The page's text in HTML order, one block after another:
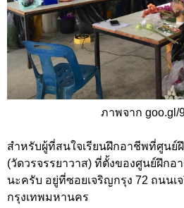
ภาพจาก goo.gl/
สำหรับผู้ที่สนใจเรียนฝึกอาชีพที่ศูนย์
(วัดวรจรรยาวาส) ที่ตั้งของศูนย์ฝึกอ
นะครับ อยู่ที่ซอยเจริญกรุง 72 ถนนเ
กรุงเทพมหานคร